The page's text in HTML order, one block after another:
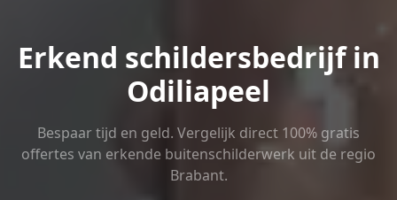
Erkend schildersbedrijf in
Odiliapeel
Bespaar tijd en geld. Vergelijk direct 100% gratis
offertes van erkende buitenschilderwerk uit de regio
Brabant.